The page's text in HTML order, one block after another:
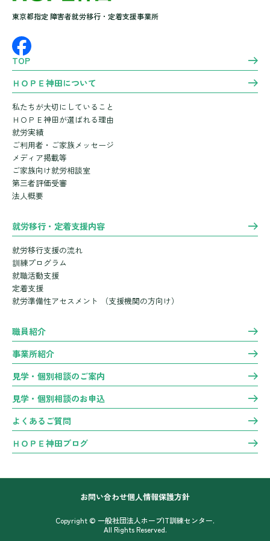
東京都指定 障害者就労移行・定着支援事業所
TOP
ＨＯＰＥ神田について
私たちが大切にしていること
ＨＯＰＥ神田が選ばれる理由
就労実績
ご利用者・ご家族メッセージ
メディア掲載等
ご家族向け就労相談室
第三者評価受審
法人概要
就労移行・定着支援内容
就労移行支援の流れ
訓練プログラム
就職活動支援
定着支援
就労準備性アセスメント
（支援機関の方向け）
職員紹介
事業所紹介
見学・個別相談のご案内
見学・個別相談のお申込
よくあるご質問
ＨＯＰＥ神田ブログ
お問い合わせ個人情報保護方針
Copyright © 一般社団法人ホープIT訓練センター.
All Rights Reserved.